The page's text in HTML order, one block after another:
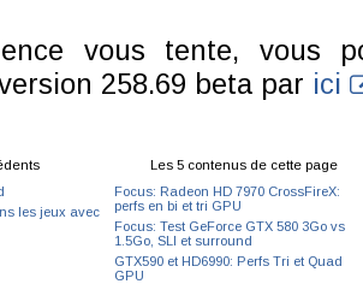
vous tente, vous
258.69 beta par ici
les jeux avec
Les 5 contenus de cette page
Focus: Radeon HD 7970 CrossFireX:
perfs en bi et tri GPU
Focus: Test GeForce GTX 580 3Go vs
1.5Go, SLI et surround
GTX590 et HD6990: Perfs Tri et Quad
GPU